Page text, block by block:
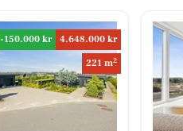
-150.000 kr
4.648.000 kr
221 m2